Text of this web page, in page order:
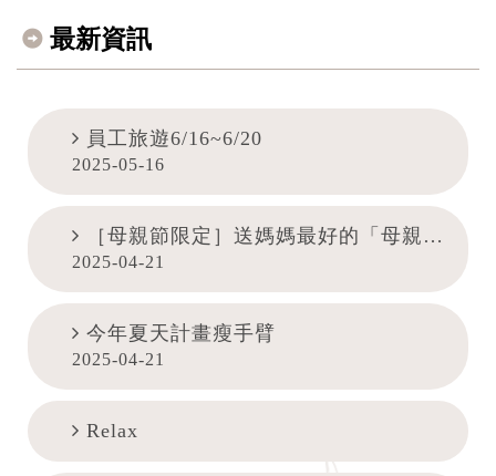
最新資訊
員工旅遊6/16~6/20
2025-05-16
［母親節限定］送媽媽最好的「母親節禮物」
2025-04-21
今年夏天計畫瘦手臂
2025-04-21
Relax